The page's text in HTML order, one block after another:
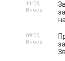
11:08,
Вчора
09:00,
Вчора